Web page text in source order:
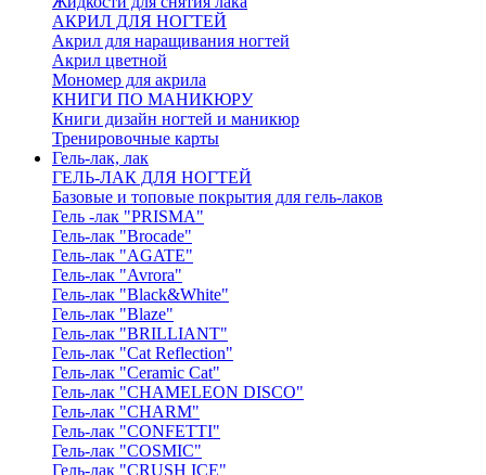
АКРИЛ ДЛЯ НОГТЕЙ
Акрил для наращивания ногтей
Акрил цветной
Мономер для акрила
КНИГИ ПО МАНИКЮРУ
Книги дизайн ногтей и маникюр
Тренировочные карты
Гель-лак, лак
ГЕЛЬ-ЛАК ДЛЯ НОГТЕЙ
Базовые и топовые покрытия для гель-лаков
Гель -лак "PRISMA"
Гель-лак "Brocade"
Гель-лак "AGATE"
Гель-лак "Avrora"
Гель-лак "Black&White"
Гель-лак "Blaze"
Гель-лак "BRILLIANT"
Гель-лак "Cat Reflection"
Гель-лак "Ceramic Cat"
Гель-лак "CHAMELEON DISCO"
Гель-лак "CHARM"
Гель-лак "CONFETTI"
Гель-лак "COSMIC"
Гель-лак "CRUSH ICE"